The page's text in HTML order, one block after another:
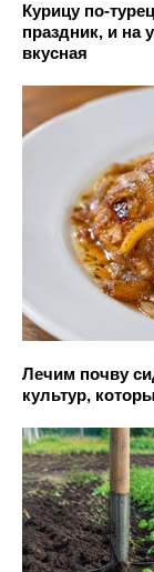
Курицу по-
праздник, и на
вкусная
Лечим почву
культур,